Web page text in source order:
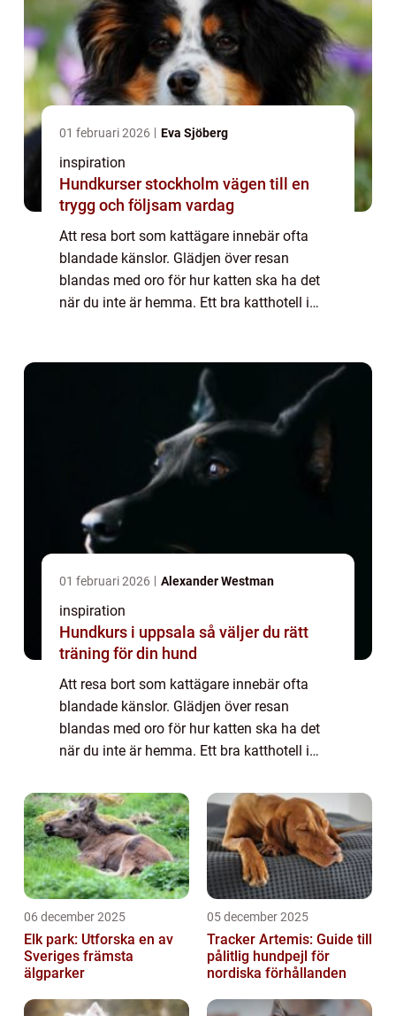
01 februari 2026 Eva Sjöberg
inspiration
Hundkurser stockholm vägen till en
trygg och följsam vardag
Att resa bort som kattägare innebär ofta
blandade känslor. Glädjen över resan
blandas med oro för hur katten ska ha det
när du inte är hemma. Ett bra katthotell i
01 februari 2026 Alexander Westman
inspiration
Hundkurs i uppsala så väljer du rätt
träning för din hund
Att resa bort som kattägare innebär ofta
blandade känslor. Glädjen över resan
blandas med oro för hur katten ska ha det
när du inte är hemma. Ett bra katthotell i
miljön är lugn, trygg och genomtänkt brukar
båd...
06 december 2025
Elk park: Utforska en av
Sveriges främsta
älgparker
05 december 2025
Tracker Artemis: Guide till
pålitlig hundpejl för
nordiska förhållanden